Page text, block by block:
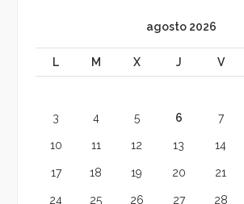
agosto 2026
L M X J V
3 4 5 6 7
10 11 12 13 14
17 18 19 20 21
24 25 26 27 28